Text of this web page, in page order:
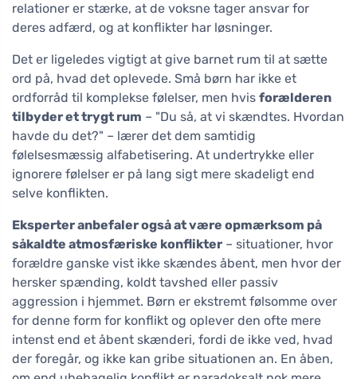
relationer er stærke, at de voksne tager ansvar for
deres adfærd, og at konflikter har løsninger.
Det er ligeledes vigtigt at give barnet rum til at sætte
ord på, hvad det oplevede. Små børn har ikke et
ordforråd til komplekse følelser, men hvis forælderen
tilbyder et trygt rum – "Du så, at vi skændtes. Hvordan
havde du det?" – lærer det dem samtidig
følelsesmæssig alfabetisering. At undertrykke eller
ignorere følelser er på lang sigt mere skadeligt end
selve konflikten.
Eksperter anbefaler også at være opmærksom på
såkaldte atmosfæriske konflikter – situationer, hvor
forældre ganske vist ikke skændes åbent, men hvor der
hersker spænding, koldt tavshed eller passiv
aggression i hjemmet. Børn er ekstremt følsomme over
for denne form for konflikt og oplever den ofte mere
intenst end et åbent skænderi, fordi de ikke ved, hvad
der foregår, og ikke kan gribe situationen an. En åben,